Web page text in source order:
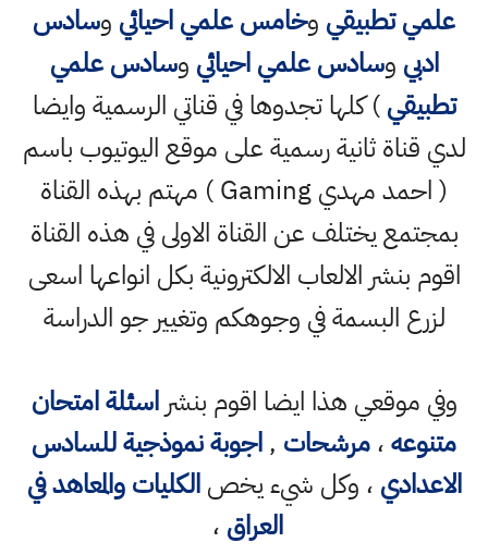
علمي تطبيقي وخامس علمي احيائي وسادس
ادبي وسادس علمي احيائي وسادس علمي
تطبيقي) كلها تجدوها في قناتي الرسمية وايضا
لدي قناة ثانية رسمية على موقع اليوتيوب باسم
( احمد مهدي Gaming ) مهتم بهذه القناة
بمجتمع يختلف عن القناة الاولى في هذه القناة
اقوم بنشر الالعاب الالكترونية بكل انواعها اسعى
لزرع البسمة في وجوهكم وتغيير جو الدراسة
وفي موقعي هذا ايضا اقوم بنشراسئلة امتحان
متنوعه،مرشحات ,اجوبة نموذجية للسادس
الاعدادي ، وكل شيء يخصالكليات والمعاهد في
العراق ،